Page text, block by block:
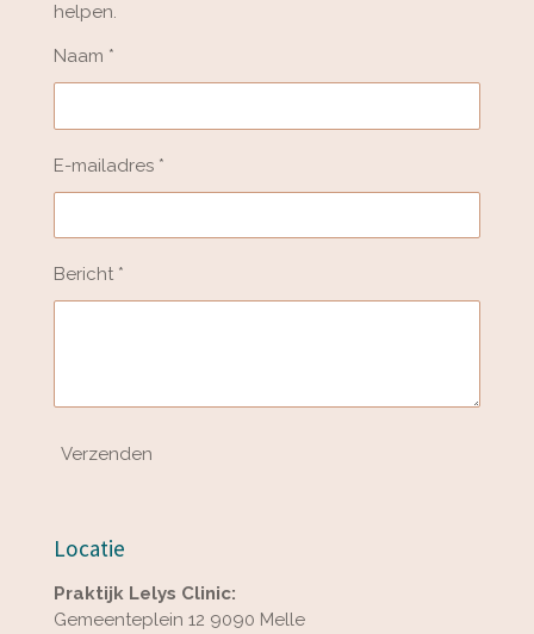
helpen.
Naam *
E-mailadres *
Bericht *
Verzenden
Locatie
Praktijk Lelys Clinic:
Gemeenteplein 12 9090 Melle